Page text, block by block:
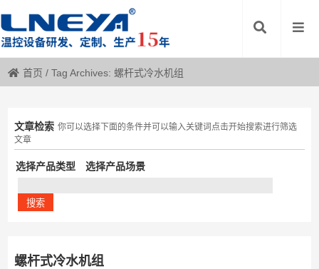
首页 /Tag Archives: 螺杆式冷水机组
文章检索 你可以选择下面的条件并可以输入关键词点击开始搜索进行筛选
文章
选择产品类型 选择产品场景
螺杆式冷水机组